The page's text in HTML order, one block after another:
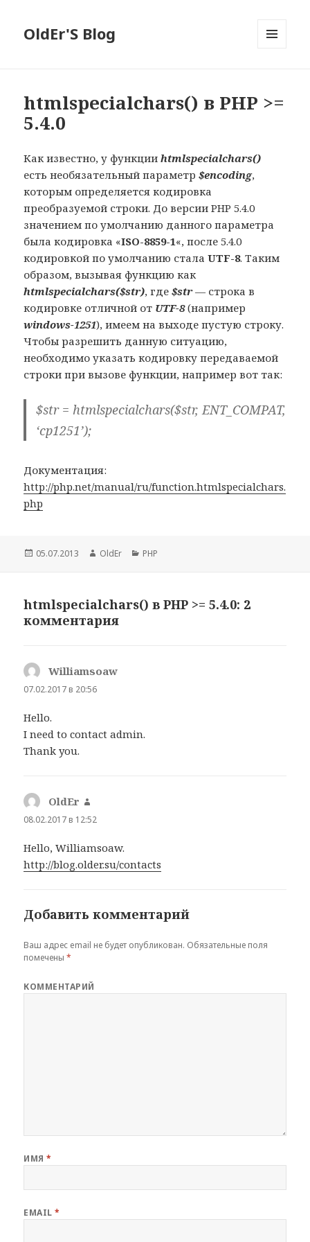
OldEr'S Blog
htmlspecialchars() в PHP >=
5.4.0
Как известно, у функцииhtmlspecialchars()
есть необязательный параметр$encoding,
которым определяется кодировка
преобразуемой строки. До версии PHP 5.4.0
значением по умолчанию данного параметра
была кодировка «ISO-8859-1«, после 5.4.0
кодировкой по умолчанию сталаUTF-8. Таким
образом, вызывая функцию как
htmlspecialchars($str), где$str— строка в
кодировке отличной от UTF-8(например
windows-1251), имеем на выходе пустую строку.
Чтобы разрешить данную ситуацию,
необходимо указать кодировку передаваемой
строки при вызове функции, например вот так:
$str = htmlspecialchars($str, ENT_COMPAT,
‘cp1251’);
Документация:
http://php.net/manual/ru/function.htmlspecialchars.
php
Опубликовано
05.07.2013 Автор
OldEr Рубрики
PHP
htmlspecialchars() в PHP >= 5.4.0: 2
комментария
Williamsoaw
07.02.2017 в 20:56
Hello.
I need to contact admin.
Thank you.
OldEr
08.02.2017 в 12:52
Hello, Williamsoaw.
http://blog.older.su/contacts
Добавить комментарий
Ваш адрес email не будет опубликован. Обязательные поля
помечены*
КОММЕНТАРИЙ
ИМЯ*
EMAIL*